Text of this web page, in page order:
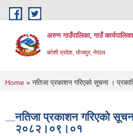
Skip to main content
अरुण गाउँपालिका, गाउँ
कोशी प्रदेश, भोजपुर, नेपाल
You are here
Home » नतिजा प्रकाशन गरिएको सूचना ।
नतिजा प्रकाशन गरिएको
२०८२।०९।०१